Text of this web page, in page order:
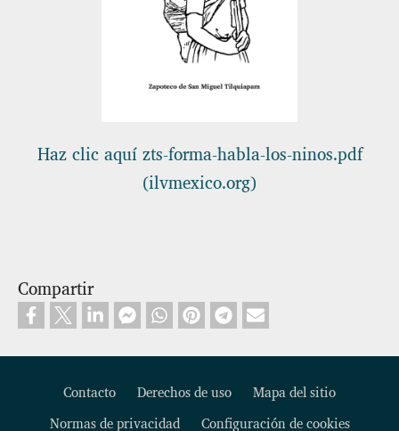
Haz clic aquí zts-forma-habla-los-ninos.pdf
(ilvmexico.org)
Compartir
Contacto Derechos de uso
Mapa del sitio
Normas de privacidad
Configuración de cookies